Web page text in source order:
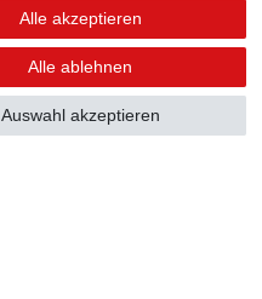
Alle akzeptieren
Alle ablehnen
Auswahl akzeptieren